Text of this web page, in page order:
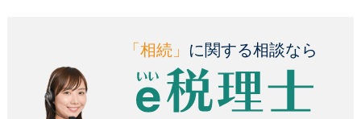
初回相談無料 オンライン面談可
事務所面談可
「相続」 に関する相談なら